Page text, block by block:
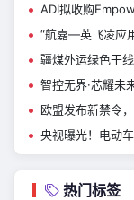
ADI拟收购Empower
“航嘉—英飞凌应用
疆煤外运绿色干线
智控无界·芯耀未来！
欧盟发布新禁令
央视曝光！电动
热门标签